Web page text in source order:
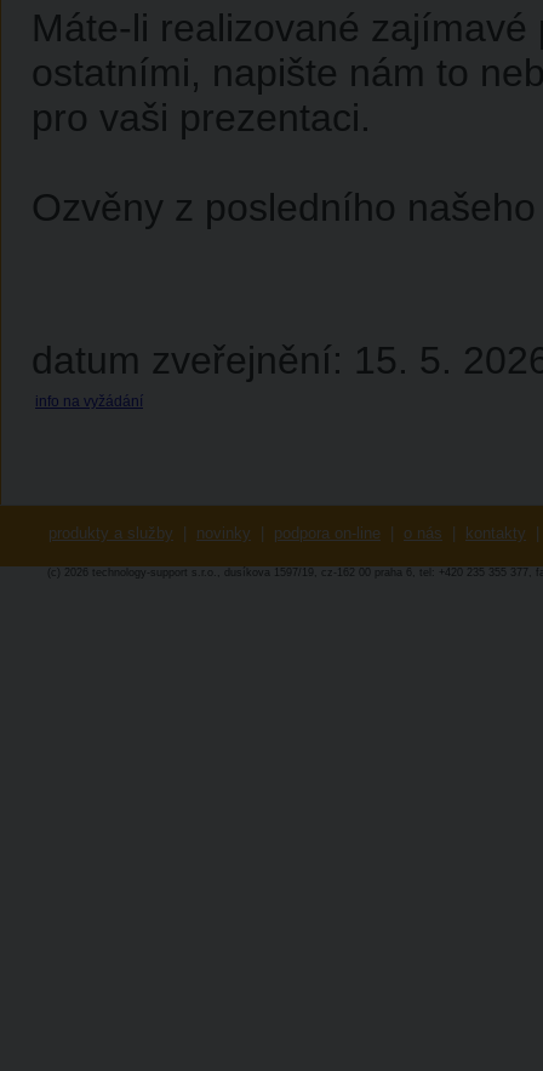
Máte-li realizované
ostatními, napište nám to
pro vaši prezentaci.
Ozvěny z posledního
datum zveřejnění: 15. 5.
info na vyžádání
produkty a služby novinky podpora on-line o nás kontakty
(c) 2026 technology-support s.r.o., dusíkova 1597/19, cz-162 00 praha 6, tel: +420 235 355 377,